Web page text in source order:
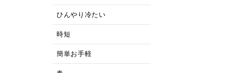
ひんやり冷たい
時短
簡単お手軽